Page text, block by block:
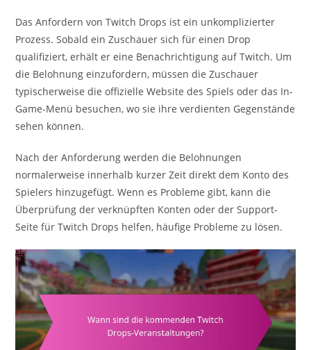
Das Anfordern von Twitch Drops ist ein unkomplizierter
Prozess. Sobald ein Zuschauer sich für einen Drop
qualifiziert, erhält er eine Benachrichtigung auf Twitch. Um
die Belohnung einzufordern, müssen die Zuschauer
typischerweise die offizielle Website des Spiels oder das In-
Game-Menü besuchen, wo sie ihre verdienten Gegenstände
sehen können.
Nach der Anforderung werden die Belohnungen
normalerweise innerhalb kurzer Zeit direkt dem Konto des
Spielers hinzugefügt. Wenn es Probleme gibt, kann die
Überprüfung der verknüpften Konten oder der Support-
Seite für Twitch Drops helfen, häufige Probleme zu lösen.